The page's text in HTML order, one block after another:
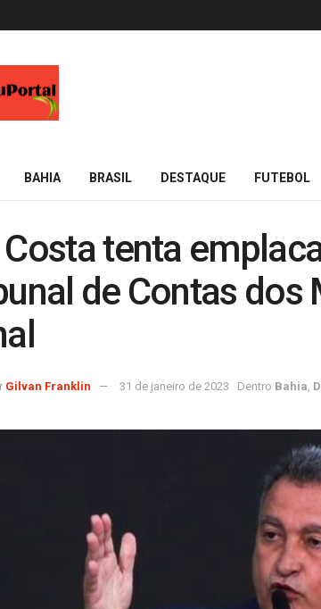
BAHIA BRASIL DESTAQUE FUTEBOL
Costa tenta
de Contas dos
Gilvan Franklin 31 de janeiro de 2023 Dentro Bahia